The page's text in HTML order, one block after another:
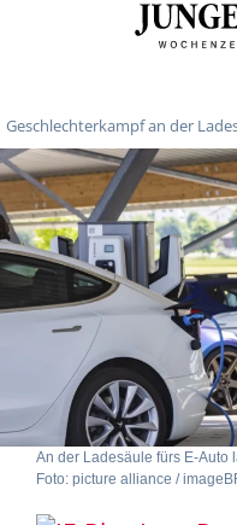
Geschlechterkampf an der
An der Ladesäule fürs E-Auto
Foto: picture alliance /